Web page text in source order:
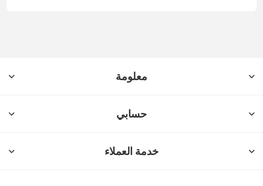
معلومة
حسابي
خدمة العملاء